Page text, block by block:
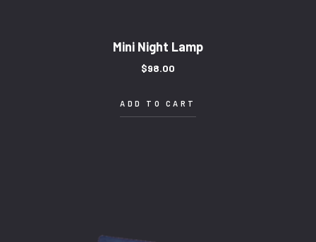
Mini Night Lamp
$98.00
ADD TO CART